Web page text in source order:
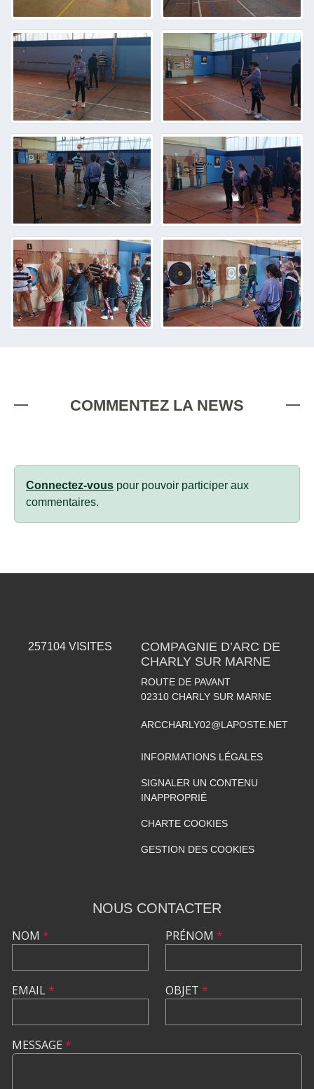
COMMENTEZ LA NEWS
Connectez-vous pour pouvoir participer aux
commentaires.
257104 VISITES
COMPAGNIE D’ARC DE
CHARLY SUR MARNE
ROUTE DE PAVANT
02310 CHARLY SUR MARNE
ARCCHARLY02@LAPOSTE.NET
INFORMATIONS LÉGALES
SIGNALER UN CONTENU
INAPPROPRIÉ
CHARTE COOKIES
GESTION DES COOKIES
NOUS CONTACTER
NOM *
EMAIL*
PRÉNOM *
OBJET *
MESSAGE *